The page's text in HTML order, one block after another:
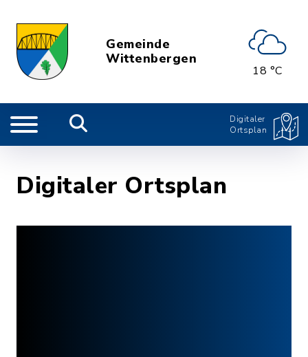
Gemeinde
Wittenbergen
18 °C
Digitaler
Ortsplan
Digitaler Ortsplan